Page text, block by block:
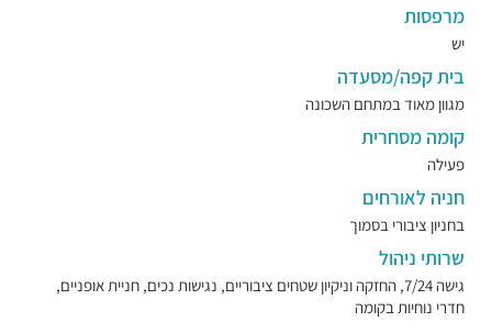
מרפסות
יש
בית קפה/מסעדה
מגוון מאוד במתחם השכונה
קומה מסחרית
פעילה
חניה לאורחים
בחניון ציבורי בסמוך
שרותי ניהול
גישה 7/24, החזקה וניקיון שטחים ציבוריים, נגישות נכים, חניית אופניים,
חדרי נוחיות בקומה